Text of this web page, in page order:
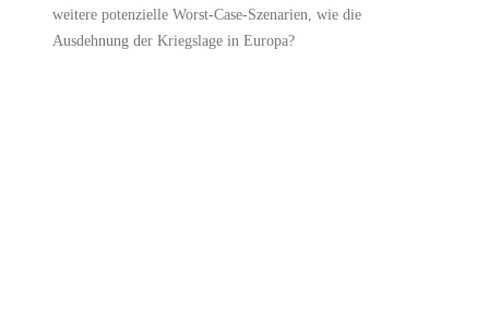
weitere potenzielle Worst-Case-Szenarien, wie die
Ausdehnung der Kriegslage in Europa?